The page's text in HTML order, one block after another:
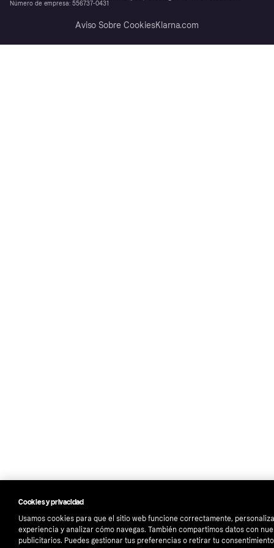
Número de empresa: 556737-0431
Aviso Sobre CookiesKlarna.com
Cookies y privacidad
Usamos cookies para que el sitio web funcione correctamente,
experiencia y analizar cómo navegas. También compartimos datos con
publicitarios. Puedes gestionar tus preferencias o retirar tu